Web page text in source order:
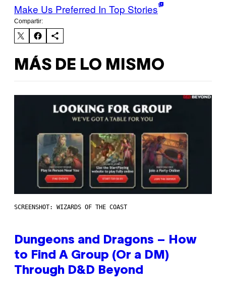
Make Us Preferred In Top Stories
Compartir:
MÁS DE LO MISMO
SCREENSHOT: WIZARDS OF THE COAST
Dungeons and Dragons – How
to Find A Group (Or a DM)
Through D&D Beyond